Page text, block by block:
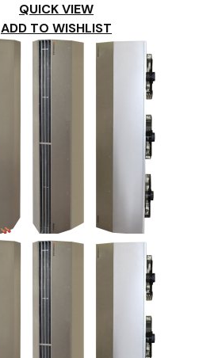
QUICK VIEW
ADD TO WISHLIST